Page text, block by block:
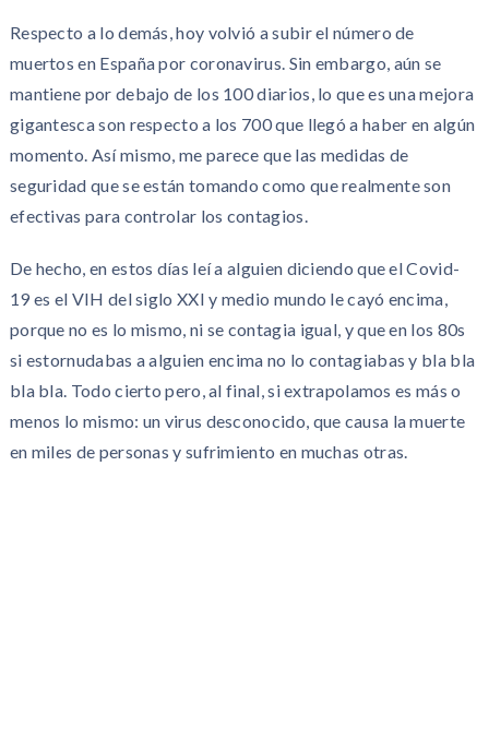
Respecto a lo demás, hoy volvió a subir el número de
muertos en España por coronavirus. Sin embargo, aún se
mantiene por debajo de los 100 diarios, lo que es una mejora
gigantesca son respecto a los 700 que llegó a haber en algún
momento. Así mismo, me parece que las medidas de
seguridad que se están tomando como que realmente son
efectivas para controlar los contagios.
De hecho, en estos días leí a alguien diciendo que el Covid-
19 es el VIH del siglo XXI y medio mundo le cayó encima,
porque no es lo mismo, ni se contagia igual, y que en los 80s
si estornudabas a alguien encima no lo contagiabas y bla bla
bla bla. Todo cierto pero, al final, si extrapolamos es más o
menos lo mismo: un virus desconocido, que causa la muerte
en miles de personas y sufrimiento en muchas otras.